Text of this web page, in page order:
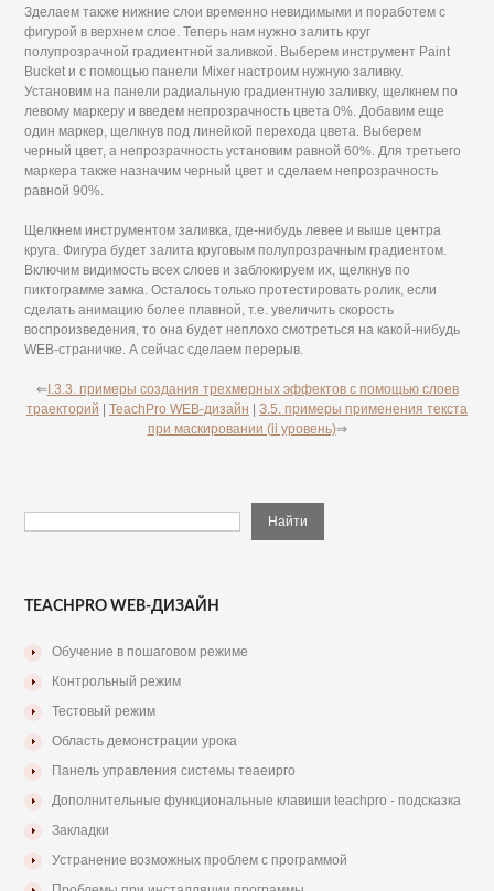
Зделаем также нижние слои временно невидимыми и поработем с
фигурой в верхнем слое. Теперь нам нужно залить круг
полупрозрачной градиентной заливкой. Выберем инструмент Paint
Bucket и с помощью панели Mixer настроим нужную заливку.
Установим на панели радиальную градиентную заливку, щелкнем по
левому маркеру и введем непрозрачность цвета 0%. Добавим еще
один маркер, щелкнув под линейкой перехода цвета. Выберем
черный цвет, а непрозрачность установим равной 60%. Для третьего
маркера также назначим черный цвет и сделаем непрозрачность
равной 90%.
Щелкнем инструментом заливка, где-нибудь левее и выше центра
круга. Фигура будет залита круговым полупрозрачным градиентом.
Включим видимость всех слоев и заблокируем их, щелкнув по
пиктограмме замка. Осталось только протестировать ролик, если
сделать анимацию более плавной, т.е. увеличить скорость
воспроизведения, то она будет неплохо смотреться на какой-нибудь
WEB-страничке. А сейчас сделаем перерыв.
⇐I.3.3. примеры создания трехмерных эффектов с помощью слоев
траекторий
TeachPro WEB-дизайн
З.5. примеры применения текста
при маскировании (ii уровень)⇒
TEACHPRO WEB-ДИЗАЙН
Обучение в пошаговом режиме
Контрольный режим
Тестовый режим
Область демонстрации урока
Панель управления системы теаеирго
Дополнительные функциональные клавиши teachpro - подсказка
Закладки
Устранение возможных проблем с программой